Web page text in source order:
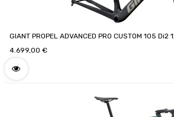
GIANT PROPEL ADVANCED PRO CUSTOM 105 Di2
CARBON
4.699,00 €